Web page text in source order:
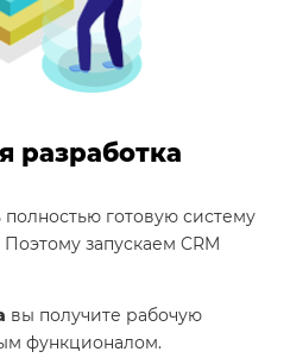
разработка
готовую систему
запускаем CRM
вы получите рабочую
функционалом.